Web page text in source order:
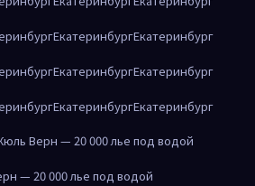
ЕкатеринбургЕкатеринбург
ЕкатеринбургЕкатеринбург
ЕкатеринбургЕкатеринбург
Верн — 20 000 лье под водой
— 20 000 лье под водой